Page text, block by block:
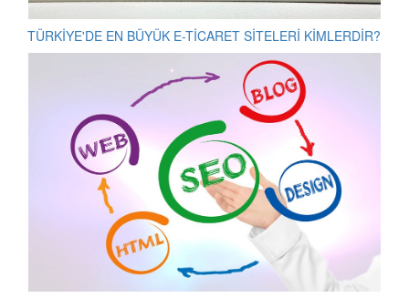
TÜRKİYE'DE EN BÜYÜK E-TİCARET SİTELERİ KİMLERDİR?